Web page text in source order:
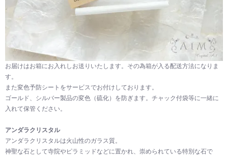
お届けはお箱にお入れしお送りいたします。その為箱が入る配送方法になりま
す。
また変色予防シートをサービスでお付けしております。
ゴールド、シルバー製品の変色（硫化）を防ぎます。チャック付袋等に一緒に
入れて保管ください。
アンダラクリスタル
アンダラクリスタルは火山性のガラス質。
神聖な石として寺院やピラミッドなどに置かれ、崇められている特別な石で